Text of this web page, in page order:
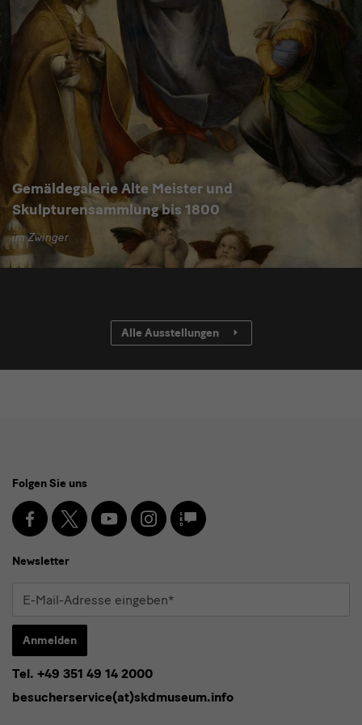
Gemäldegalerie Alte Meister und
Skulpturensammlung bis 1800
im Zwinger
Alle Ausstellungen
Media
und
Newsletter
Folgen Sie uns
Facebook
X YoutubeInstagramSKD
Blog
Newsletter
E-
Adresse
Anmelden
* Pflichtfeld
Ich stimme derDatenschutzerklärung
Tel. +49 351 49 14 2000
besucherservice(at)skdmuseum.info